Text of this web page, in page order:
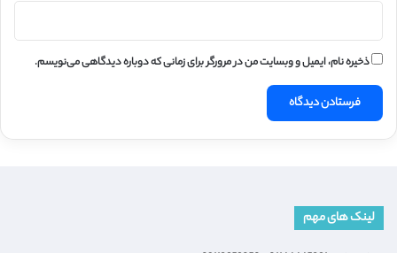
ذخیره نام، ایمیل و وبسایت من در مرورگر برای زمانی که دوباره دیدگاهی می‌نویسم.
لینک های مهم